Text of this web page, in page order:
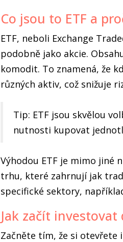
Co jsou to ETF a
ETF, neboli Exchange
podobně jako akcie.
komodit. To znamená, že
různých aktiv, což snižuje
Tip: ETF jsou skvělou
nutnosti kupovat
Výhodou ETF je mimo jiné
trhu, které zahrnují jak
specifické sektory,
Jak začít investovat
Začněte tím, že si otevřete